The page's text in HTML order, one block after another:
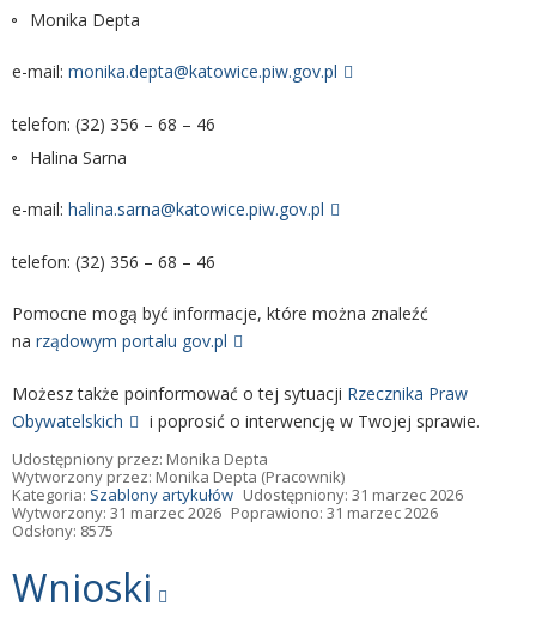
Monika Depta
e-mail: monika.depta@katowice.piw.gov.pl
telefon: (32) 356 – 68 – 46
Halina Sarna
e-mail: halina.sarna@katowice.piw.gov.pl
telefon: (32) 356 – 68 – 46
Pomocne mogą być informacje, które można znaleźć
na rządowym portalu gov.pl
Możesz także poinformować o tej sytuacji Rzecznika Praw
Obywatelskich
i poprosić o interwencję w Twojej sprawie.
Udostępniony przez: Monika Depta
Wytworzony przez: Monika Depta (Pracownik)
Kategoria: Szablony artykułów Udostępniony: 31 marzec 2026
Wytworzony: 31 marzec 2026 Poprawiono: 31 marzec 2026
Odsłony: 8575
Wnioski